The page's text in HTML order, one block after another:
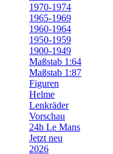
1970-1974
1965-1969
1960-1964
1950-1959
1900-1949
Maßstab 1:64
Maßstab 1:87
Figuren
Helme
Lenkräder
Vorschau
24h Le Mans
Jetzt neu
2026